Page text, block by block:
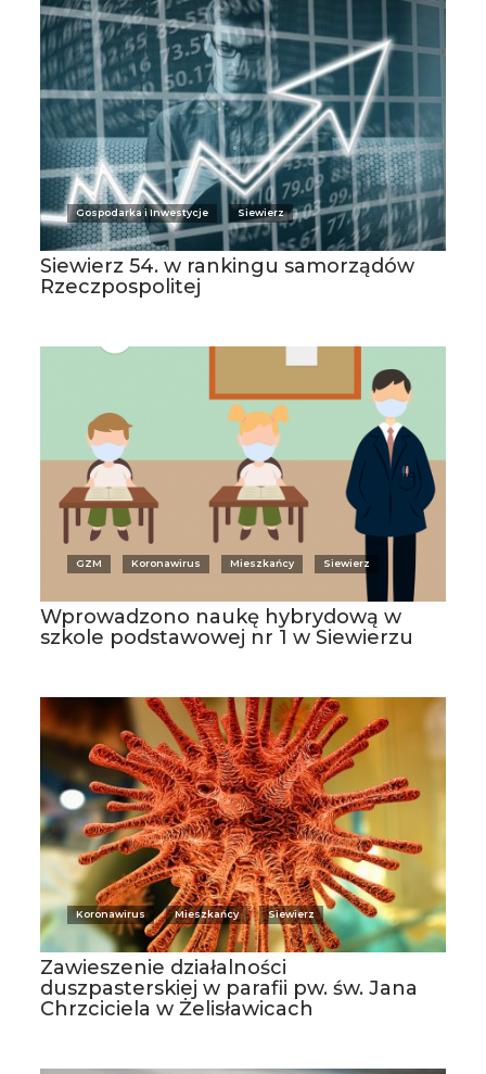
Gospodarka i Inwestycje Siewierz
Siewierz 54. w rankingu samorządów
Rzeczpospolitej
GZM Koronawirus Mieszkańcy Siewierz
Wprowadzono naukę hybrydową w
szkole podstawowej nr 1 w Siewierzu
Koronawirus Mieszkańcy Siewierz
Zawieszenie działalności
duszpasterskiej w parafii pw. św. Jana
Chrzciciela w Żelisławicach